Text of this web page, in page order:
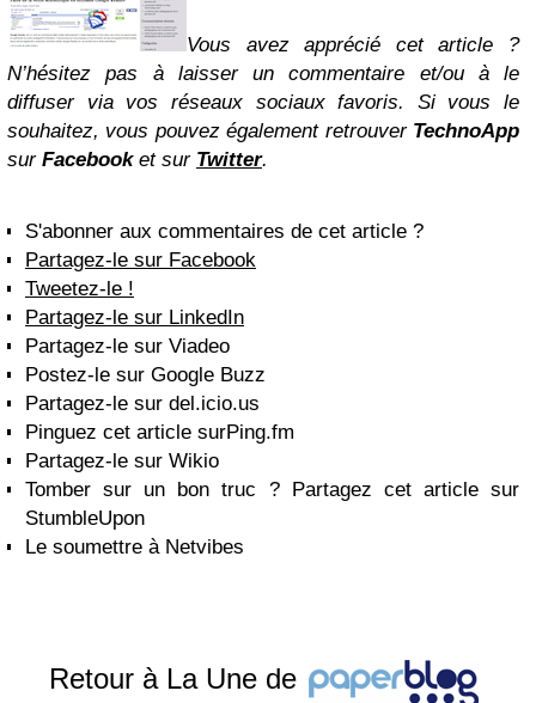
Vous avez apprécié cet article ?
N’hésitez pas à laisser un commentaire et/ou à le
diffuser via vos réseaux sociaux favoris. Si vous le
souhaitez, vous pouvez également retrouver TechnoApp
sur Facebook et sur Twitter.
S'abonner aux commentaires de cet article ?
Partagez-le sur Facebook
Tweetez-le !
Partagez-le sur LinkedIn
Partagez-le sur Viadeo
Postez-le sur Google Buzz
Partagez-le sur del.icio.us
Pinguez cet article surPing.fm
Partagez-le sur Wikio
Tomber sur un bon truc ? Partagez cet article sur
StumbleUpon
Le soumettre à Netvibes
Retour à La Une de